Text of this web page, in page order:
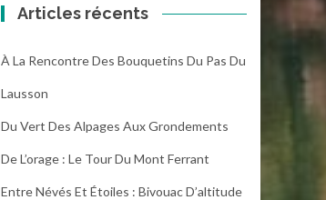
Articles récents
À La Rencontre Des Bouquetins Du Pas Du
Lausson
Du Vert Des Alpages Aux Grondements
De L’orage : Le Tour Du Mont Ferrant
Entre Névés Et Étoiles : Bivouac D’altitude